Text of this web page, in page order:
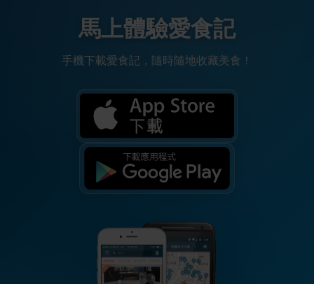
馬上體驗愛食記
手機下載愛食記，隨時隨地收藏美食！